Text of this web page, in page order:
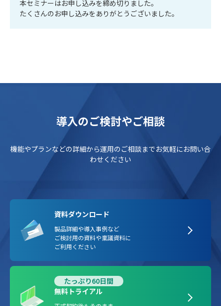
本セミナーはお申し込みを締め切りました。
たくさんのお申し込みをありがとうございました。
導入のご検討やご相談
機能やプランなどの詳細から運用のご相談までお気軽にお問い合
わせください
資料ダウンロード
製品詳細や導入事例など
ご検討用の資料や稟議資料に
ご利用ください
たっぷり60日間
無料トライアル